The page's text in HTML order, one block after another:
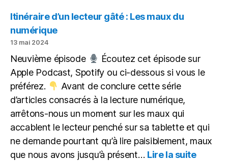
&
Différenciation
Itinéraire d’un lecteur gâté : Les maux du
numérique
13 mai 2024
Neuvième épisode
Écoutez cet épisode sur
Apple Podcast, Spotify ou ci-dessous si vous le
préférez.
Avant de conclure cette série
d’articles consacrés à la lecture numérique,
arrêtons-nous un moment sur les maux qui
accablent le lecteur penché sur sa tablette et qui
ne demande pourtant qu’à lire paisiblement, maux
que nous avons jusqu’à présent… Lire la suite: